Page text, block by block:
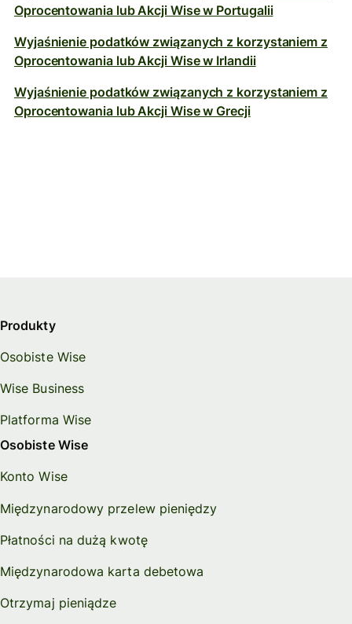
Oprocentowania lub Akcji Wise w Portugalii
Wyjaśnienie podatków związanych z korzystaniem z
Oprocentowania lub Akcji Wise w Irlandii
Wyjaśnienie podatków związanych z korzystaniem z
Oprocentowania lub Akcji Wise w Grecji
Produkty
Osobiste Wise
Wise Business
Platforma Wise
Osobiste Wise
Konto Wise
Międzynarodowy przelew pieniędzy
Płatności na dużą kwotę
Międzynarodowa karta debetowa
Otrzymaj pieniądze